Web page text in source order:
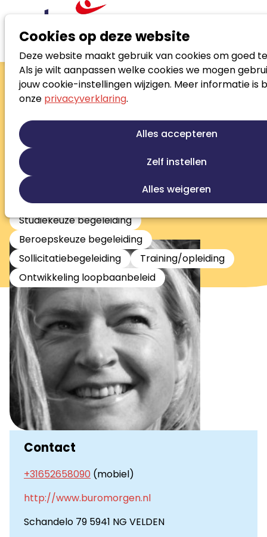
Cookies op deze website
Deze website maakt gebruik van cookies om goed
Als je wilt aanpassen welke cookies we mogen
jouw cookie-instellingen wijzigen. Meer informatie is
onze privacyverklaring.
Alles accepteren
Zelf instellen
Alles weigeren
Zoek loopbaanspecialist
Wendy
Duijvesteijn
Trainer / (loopbaan)coach
Loopbaanontwikkeling
Talentontwikkeling
Persoonlijke ontwikkeling
Jobcoaching
Re-integratie
Re-integratie tweede spoor
Stress en burnout begeleiding
Studiekeuze begeleiding
Beroepskeuze begeleiding
Sollicitatiebegeleiding
Training/opleiding
Ontwikkeling loopbaanbeleid
Contact
+31652658090 (mobiel)
http://www.buromorgen.nl
Schandelo 79 5941 NG VELDEN